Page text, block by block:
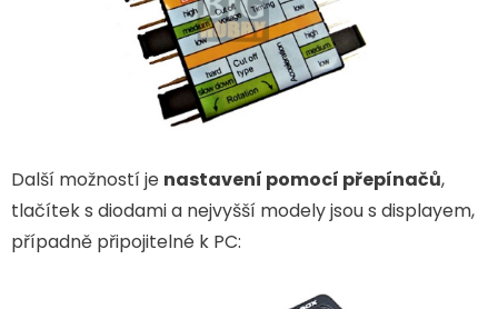
Další možností je nastavení pomocí přepínačů,
tlačítek s diodami a nejvyšší modely jsou s displayem,
případně připojitelné k PC: